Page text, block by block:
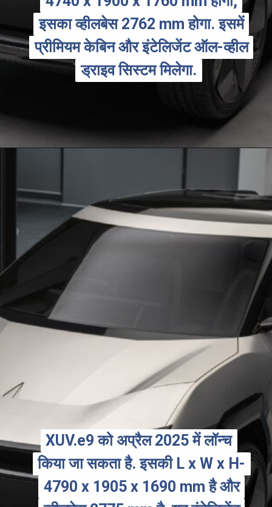
इसका व्हीलबेस 2762 mm होगा. इसमें
प्रीमियम केबिन और इंटेलिजेंट ऑल-व्हील
ड्राइव सिस्टम मिलेगा.
इसका व्हीलबेस 2762 mm होगा. इसमें
प्रीमियम केबिन और इंटेलिजेंट ऑल-व्हील
ड्राइव सिस्टम मिलेगा.
XUV.e9 को अप्रैल 2025 में लॉन्च
किया जा सकता है. इसकी L x W x H-
4790 x 1905 x 1690 mm है और
XUV.e9 को अप्रैल 2025 में लॉन्च
किया जा सकता है. इसकी L x W x H-
4790 x 1905 x 1690 mm है और